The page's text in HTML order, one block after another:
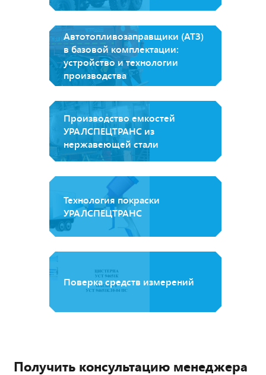
Автотопливозаправщики (АТЗ)
в базовой комплектации:
устройство и технологии
производства
Производство емкостей
УРАЛСПЕЦТРАНС из
нержавеющей стали
Технология покраски
УРАЛСПЕЦТРАНС
Поверка средств измерений
Получить консультацию менеджера